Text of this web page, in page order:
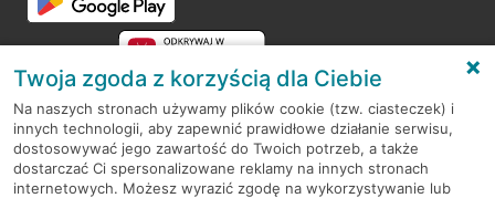
RODO
Regulamin serwisu
Twoja zgoda z korzyścią dla Ciebie
Na naszych stronach używamy plików cookie (tzw. ciasteczek) i
innych technologii, aby zapewnić prawidłowe działanie serwisu,
dostosowywać jego zawartość do Twoich potrzeb, a także
dostarczać Ci spersonalizowane reklamy na innych stronach
internetowych. Możesz wyrazić zgodę na wykorzystywanie lub